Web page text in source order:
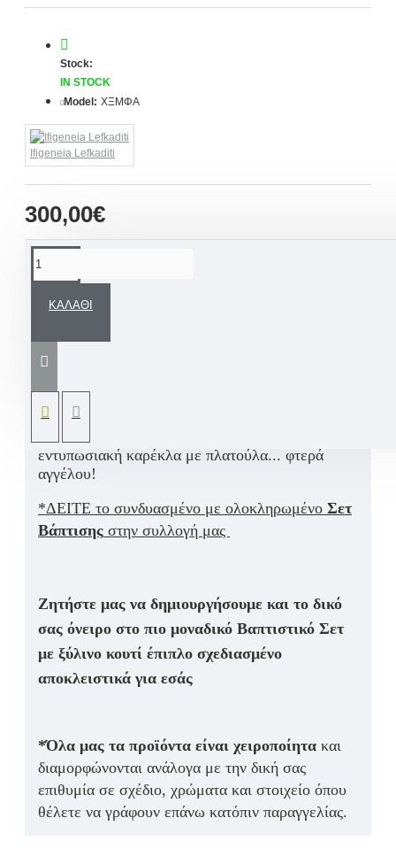
300,00€
Stock:
IN STOCK
Model: ΧΞΜΦΑ
Ifigeneia Lefkaditi
ΚΑΛΆΘΙ
μπουντουάρ ΦΤΕΡΑ ΑΓΓΕΛΛΟΥ - LITTLE
ANGEL σε
χρώματα σε ρομαντικές αποχρώσεις του ροζ,
εντυπωσιακή καρέκλα με πλατούλα... φτερά
αγγέλου!
*ΔΕΙΤΕ το συνδυασμένο με ολοκληρωμένο Σετ
Βάπτισης στην συλλογή μας
Ζητήστε μας να δημιουργήσουμε και το δικό
σας όνειρο στο πιο μοναδικό Βαπτιστικό Σετ
με ξύλινο κουτί έπιπλο σχεδιασμένο
αποκλειστικά για εσάς
*Όλα μας τα προϊόντα είναι χειροποίητα και
διαμορφώνονται ανάλογα με την δική σας
επιθυμία σε σχέδιο, χρώματα και στοιχείο όπου
θέλετε να γράφουν επάνω κατόπιν παραγγελίας.